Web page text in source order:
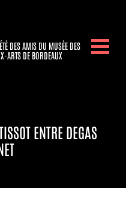
DES AMIS DU MUSÉE DES
ARTS DE BORDEAUX
ENTRE DEGAS